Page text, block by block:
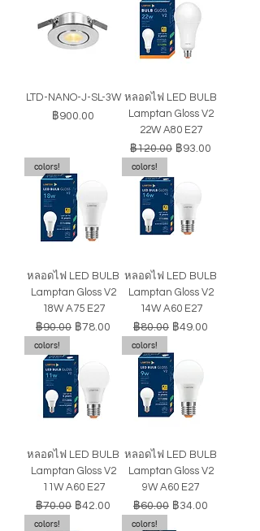
LTD-NANO-J-SL-3W
ราคา
฿900.00
หลอดไฟ LED BULB
Lamptan Gloss V2
22W A80 E27
ราคาปกติ
฿120.00 ราคาขายลด
฿93.00
colors!
หลอดไฟ LED BULB
Lamptan Gloss V2
18W A75 E27
ราคาปกติ
฿90.00 ราคาขายลด
฿78.00
colors!
หลอดไฟ LED BULB
Lamptan Gloss V2
14W A60 E27
ราคาปกติ
฿80.00 ราคาขายลด
฿49.00
colors!
หลอดไฟ LED BULB
Lamptan Gloss V2
11W A60 E27
ราคาปกติ
฿70.00 ราคาขายลด
฿42.00
colors!
หลอดไฟ LED BULB
Lamptan Gloss V2
9W A60 E27
ราคาปกติ
฿60.00 ราคาขายลด
฿34.00
colors!
colors!